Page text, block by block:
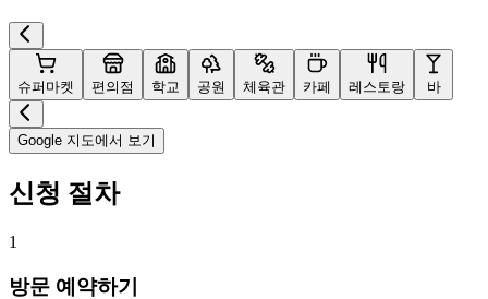
슈퍼마켓 편의점 학교 공원 체육관 카페 레스토랑 바
Google 지도에서 보기
신청 절차
1
방문 예약하기